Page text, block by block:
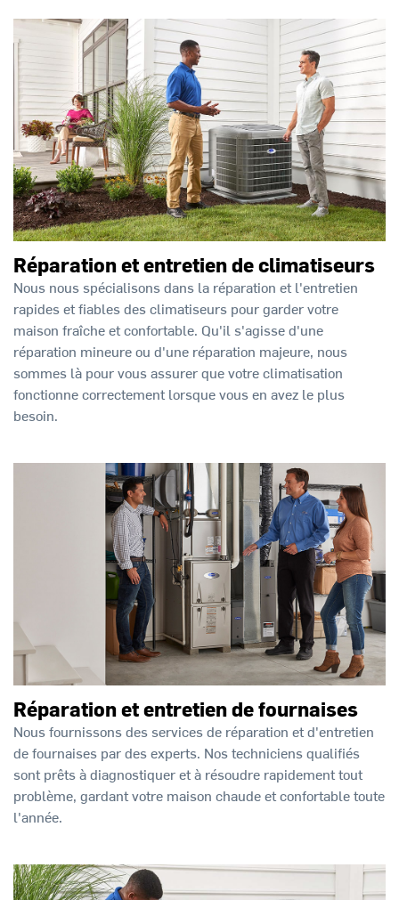
Réparation et entretien de climatiseurs
Nous nous spécialisons dans la réparation et l'entretien
rapides et fiables des climatiseurs pour garder votre
maison fraîche et confortable. Qu'il s'agisse d'une
réparation mineure ou d'une réparation majeure, nous
sommes là pour vous assurer que votre climatisation
fonctionne correctement lorsque vous en avez le plus
besoin.
Réparation et entretien de fournaises
Nous fournissons des services de réparation et d'entretien
de fournaises par des experts. Nos techniciens qualifiés
sont prêts à diagnostiquer et à résoudre rapidement tout
problème, gardant votre maison chaude et confortable toute
l'année.